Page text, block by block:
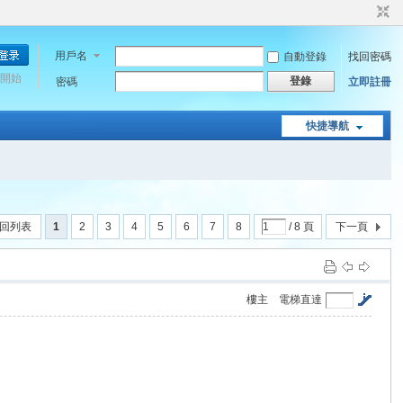
用戶名 自動登錄
找回密碼
密碼
登錄 立即註冊
始
快捷導航
1 2 3 4 5 6 7 8 / 8 頁 下一頁
列表
電梯直達
樓主